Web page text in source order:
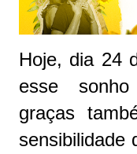
Hoje, dia 24
esse
graças
sensibilidade